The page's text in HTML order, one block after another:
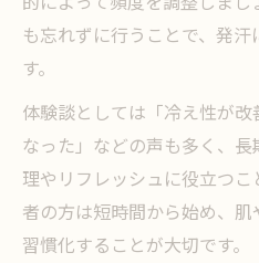
も忘れずに行うことで、発
す。
体験談としては「冷え性が
なった」などの声も多く、
理やリフレッシュに役立つ
者の方は短時間から始め、
習慣化することが大切です。